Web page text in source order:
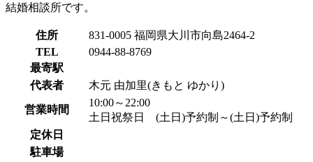
結婚相談所です。
住所
831-0005 福岡県大川市向島2464-2
TEL
0944-88-8769
最寄駅
代表者
木元 由加里(きもと ゆかり)
営業時間
10:00～22:00
土日祝祭日 (土日)予約制～(土日)予約制
定休日
駐車場